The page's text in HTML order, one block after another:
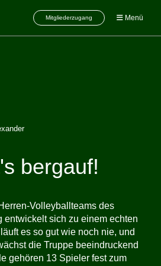
Mitgliederzugang Menü
bergauf!
Volleyballteams des
entwickelt sich zu einem echten
es so gut wie noch nie, und
die Truppe beeindruckend
gehören 13 Spieler fest zum